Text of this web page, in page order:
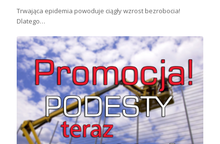
Trwająca epidemia powoduje ciągły wzrost bezrobocia!
Dlatego…